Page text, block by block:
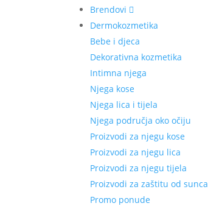
Brendovi
Dermokozmetika
Bebe i djeca
Dekorativna kozmetika
Intimna njega
Njega kose
Njega lica i tijela
Njega područja oko očiju
Proizvodi za njegu kose
Proizvodi za njegu lica
Proizvodi za njegu tijela
Proizvodi za zaštitu od sunca
Promo ponude